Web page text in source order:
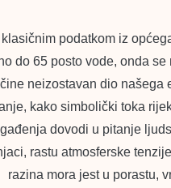
podatkom iz
do 65 posto vode, onda
neizostavan dio
kako simbolički toka
dovodi u pitanje
rastu atmosferske
razina mora jest u porastu,